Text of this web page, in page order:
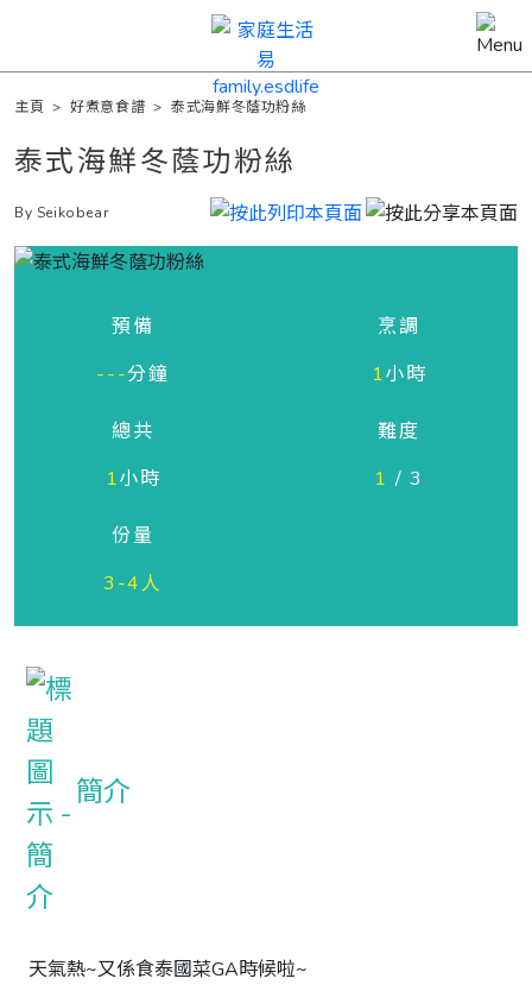
主頁 >好煮意食譜 >泰式海鮮冬蔭功粉絲
泰式海鮮冬蔭功粉絲
By Seikobear
預備
---分鐘
烹調
1小時
總共
1小時
難度
1 / 3
份量
3-4人
簡介
天氣熱~又係食泰國菜GA時候啦~